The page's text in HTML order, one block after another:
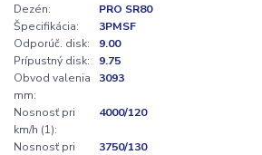
Dezén:
PRO SR80
Špecifikácia:
3PMSF
Odporúč. disk:
9.00
Prípustný disk:
9.75
Obvod valenia
mm:
3093
Nosnosť pri
km/h (1):
4000/120
Nosnosť pri
3750/130